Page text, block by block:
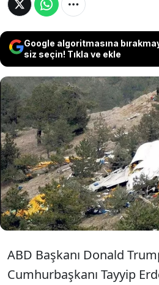
Google algoritmasına
siz seçin! Tıkla ve ekle
Türkiye’deki
Beylikova kazası
belirten CHP’li
olmasa Türkiye
dedi.
ABD Başkanı Donald
Cumhurbaşkanı Tayyip